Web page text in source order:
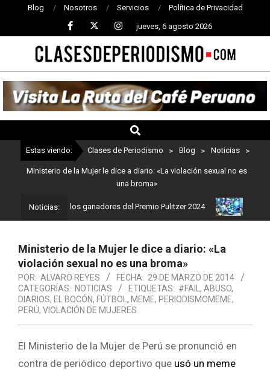
Blog Nosotros Servicios Política de Privacidad
jueves, 6 agosto 2026
CLASES
DE
PERIODISMO
Estas viendo: Clases de Periodismo > Blog > Noticias >
Ministerio de la Mujer le dice a diario: «La violación sexual no es
una broma»
Noticias:
Estos son los ganadores del Premio Pulitzer 2024 Usuarios
Ministerio de la Mujer le dice a diario: «La
violación sexual no es una broma»
POR: ALVARO REYES FECHA: 29 DE MARZO DE 2014
CATEGORÍAS: NOTICIAS ETIQUETAS: #FAIL , ABUSO,
DIARIOS, EL BOCÓN, FÚTBOL , MEME, PERIODISMOMEME,
PERÚ, VIOLACIÓN DE MUJERES
El Ministerio de la Mujer de Perú se pronunció en
contra de periódico deportivo que usó un meme